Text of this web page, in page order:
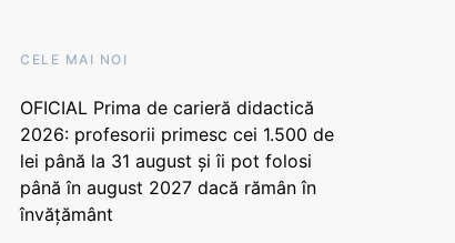
CELE MAI NOI
OFICIAL Prima de carieră didactică
2026: profesorii primesc cei 1.500 de
lei până la 31 august și îi pot folosi
până în august 2027 dacă rămân în
învățământ